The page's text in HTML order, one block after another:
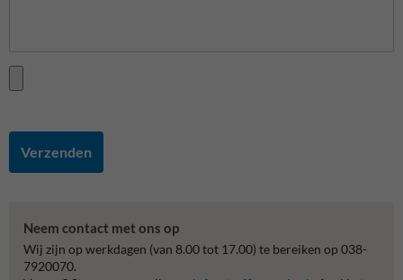
Verzenden
Neem contact met ons op
Wij zijn op werkdagen (van 8.00 tot 17.00) te bereiken op 038-
7920070.